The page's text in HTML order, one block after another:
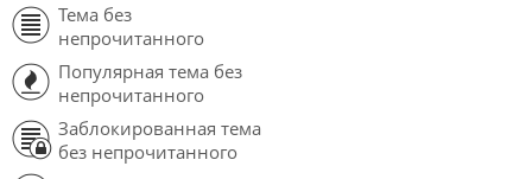
Тема без
непрочитанного
Популярная тема без
непрочитанного
Заблокированная тема
без непрочитанного